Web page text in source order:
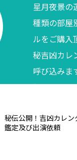
星月夜景の
種類の部屋
ルをご購入
秘吉凶カレ
呼び込みま
調べてから
秘伝公開！吉凶カレン
鑑定及び出演依頼